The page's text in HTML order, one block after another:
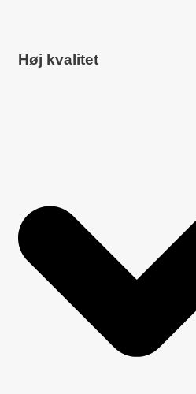
Høj kvalitet